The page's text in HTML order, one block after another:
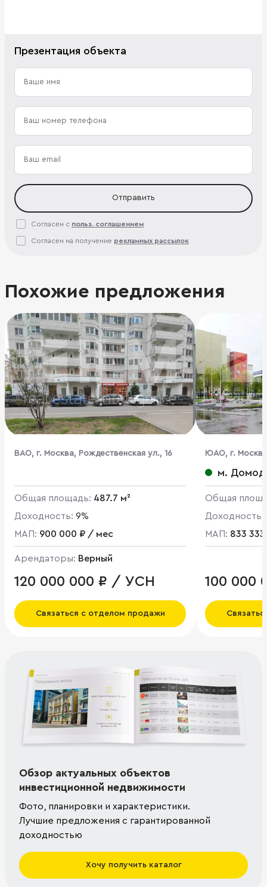
Презентация объекта
Отправить
Согласен с польз. соглашением
Согласен на получение рекламных рассылок
Похожие предложения
ВАО, г. Москва, Рождественская ул., 16
Общая площадь: 487.7 м²
Доходность: 9%
МАП: 900 000 ₽ / мес
Арендаторы: Верный
120 000 000 ₽ / УСН
Связаться с отделом продажи
ЮАО, г.
м.
Общая
Доходность:
МАП: 833
100 000
Обзор актуальных объектов
инвестиционной недвижимости
Фото, планировки и характеристики.
Лучшие предложения с гарантированной
доходностью
Хочу получить каталог